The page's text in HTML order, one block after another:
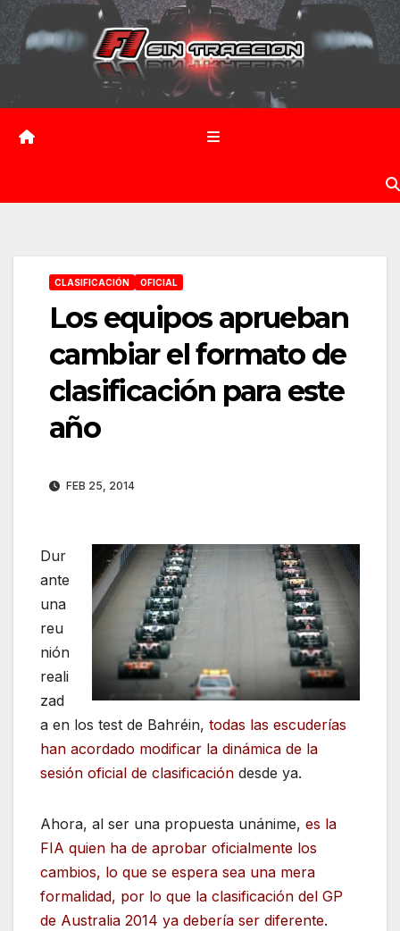
Saltar
contenido
CLASIFICACIÓN OFICIAL
Los equipos aprueban
cambiar el formato de
clasificación para este
año
FEB 25, 2014
Dur
ante
una
reu
nión
reali
zad
a en los test de Bahréin, todas las escuderías
han acordado modificar la dinámica de la
sesión oficial de clasificación desde ya.
Ahora, al ser una propuesta unánime, es la
FIA quien ha de aprobar oficialmente los
cambios, lo que se espera sea una mera
formalidad, por lo que la clasificación del GP
de Australia 2014 ya debería ser diferente.